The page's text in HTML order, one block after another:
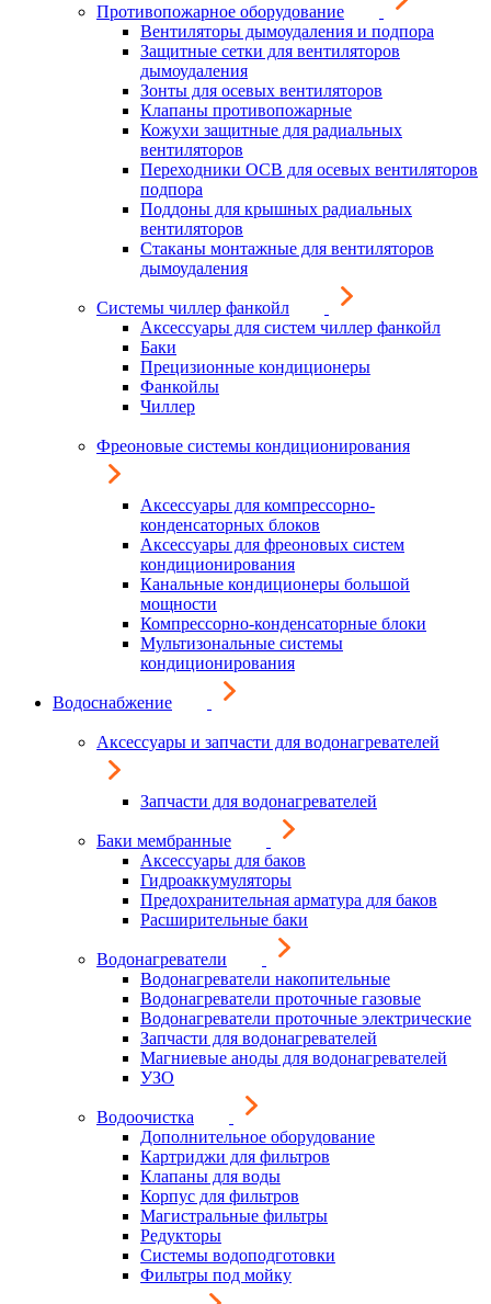
Противопожарное оборудование
Вентиляторы дымоудаления и подпора
Защитные сетки для вентиляторов
дымоудаления
Зонты для осевых вентиляторов
Клапаны противопожарные
Кожухи защитные для радиальных
вентиляторов
Переходники ОСВ для осевых вентиляторов
подпора
Поддоны для крышных радиальных
вентиляторов
Стаканы монтажные для вентиляторов
дымоудаления
Системы чиллер фанкойл
Аксессуары для систем чиллер фанкойл
Баки
Прецизионные кондиционеры
Фанкойлы
Чиллер
Фреоновые системы кондиционирования
Аксессуары для компрессорно-
конденсаторных блоков
Аксессуары для фреоновых систем
кондиционирования
Канальные кондиционеры большой
мощности
Компрессорно-конденсаторные блоки
Мультизональные системы
кондиционирования
Водоснабжение
Аксессуары и запчасти для водонагревателей
Запчасти для водонагревателей
Баки мембранные
Аксессуары для баков
Гидроаккумуляторы
Предохранительная арматура для баков
Расширительные баки
Водонагреватели
Водонагреватели накопительные
Водонагреватели проточные газовые
Водонагреватели проточные электрические
Запчасти для водонагревателей
Магниевые аноды для водонагревателей
УЗО
Водоочистка
Дополнительное оборудование
Картриджи для фильтров
Клапаны для воды
Корпус для фильтров
Магистральные фильтры
Редукторы
Системы водоподготовки
Фильтры под мойку